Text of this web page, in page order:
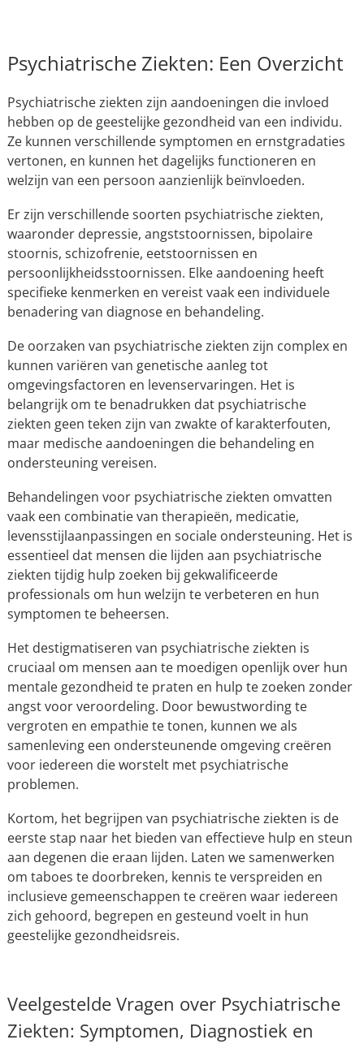
Psychiatrische Ziekten: Een Overzicht
Psychiatrische ziekten zijn aandoeningen die invloed
hebben op de geestelijke gezondheid van een individu.
Ze kunnen verschillende symptomen en ernstgradaties
vertonen, en kunnen het dagelijks functioneren en
welzijn van een persoon aanzienlijk beïnvloeden.
Er zijn verschillende soorten psychiatrische ziekten,
waaronder depressie, angststoornissen, bipolaire
stoornis, schizofrenie, eetstoornissen en
persoonlijkheidsstoornissen. Elke aandoening heeft
specifieke kenmerken en vereist vaak een individuele
benadering van diagnose en behandeling.
De oorzaken van psychiatrische ziekten zijn complex en
kunnen variëren van genetische aanleg tot
omgevingsfactoren en levenservaringen. Het is
belangrijk om te benadrukken dat psychiatrische
ziekten geen teken zijn van zwakte of karakterfouten,
maar medische aandoeningen die behandeling en
ondersteuning vereisen.
Behandelingen voor psychiatrische ziekten omvatten
vaak een combinatie van therapieën, medicatie,
levensstijlaanpassingen en sociale ondersteuning. Het is
essentieel dat mensen die lijden aan psychiatrische
ziekten tijdig hulp zoeken bij gekwalificeerde
professionals om hun welzijn te verbeteren en hun
symptomen te beheersen.
Het destigmatiseren van psychiatrische ziekten is
cruciaal om mensen aan te moedigen openlijk over hun
mentale gezondheid te praten en hulp te zoeken zonder
angst voor veroordeling. Door bewustwording te
vergroten en empathie te tonen, kunnen we als
samenleving een ondersteunende omgeving creëren
voor iedereen die worstelt met psychiatrische
problemen.
Kortom, het begrijpen van psychiatrische ziekten is de
eerste stap naar het bieden van effectieve hulp en steun
aan degenen die eraan lijden. Laten we samenwerken
om taboes te doorbreken, kennis te verspreiden en
inclusieve gemeenschappen te creëren waar iedereen
zich gehoord, begrepen en gesteund voelt in hun
geestelijke gezondheidsreis.
Veelgestelde Vragen over Psychiatrische
Ziekten: Symptomen, Diagnostiek en